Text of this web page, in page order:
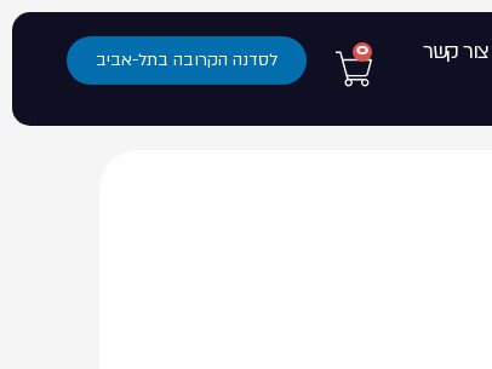
צור קשר 0 לסדנה הקרובה בתל-אביב